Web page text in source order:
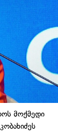
მოქმედი